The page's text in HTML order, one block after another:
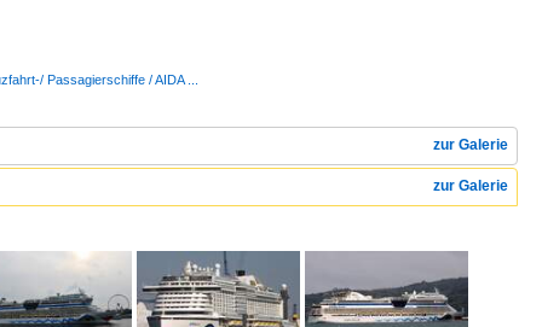
Passagierschiffe / AIDA ...
zur Galerie
zur Galerie